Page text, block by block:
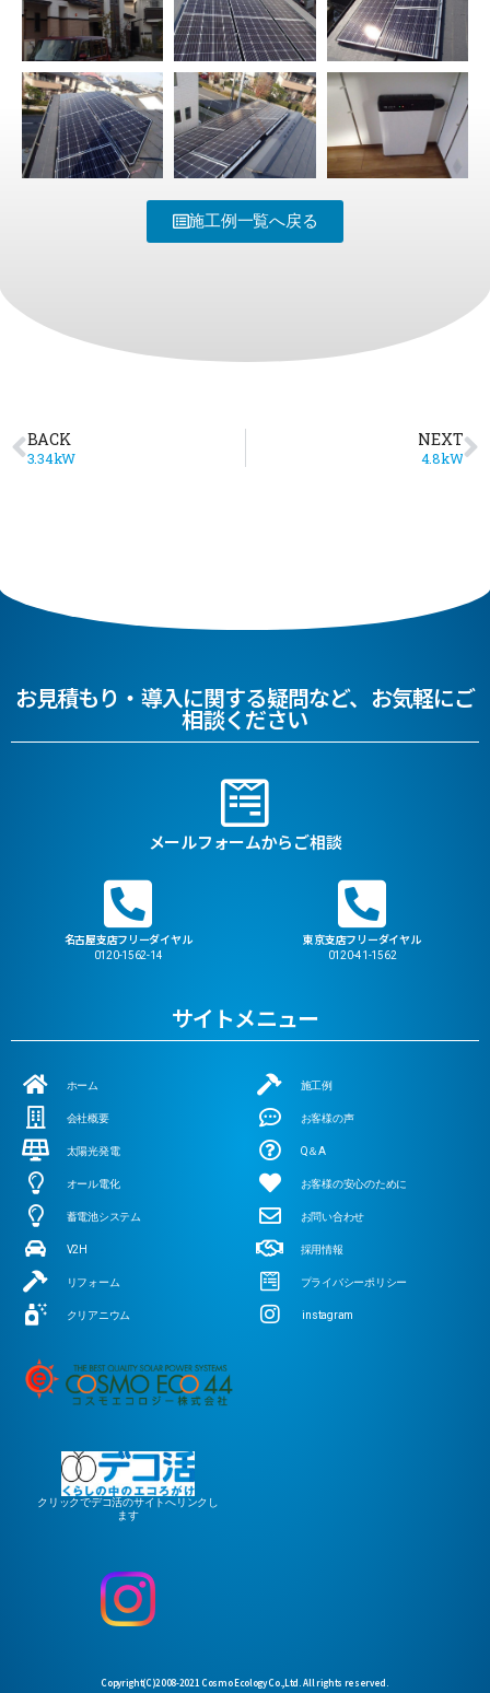
施工例一覧へ戻る
BACK
3.34kW
NEXT
4.8kW
お見積もり・導入に関する疑問など、お気軽にご
相談ください
メールフォームからご相談
名古屋支店フリーダイヤル
0120-1562-14
東京支店フリーダイヤル
0120-41-1562
サイトメニュー
ホーム
会社概要
太陽光発電
オール電化
蓄電池システム
V2H
リフォーム
クリアニウム
施工例
お客様の声
Q＆A
お客様の安心のために
お問い合わせ
採用情報
プライバシーポリシー
instagram
クリックでデコ活のサイトへリンクし
ます
Copyright(C)2008-2021 Cosmo Ecology Co.,Ltd. All rights reserved.